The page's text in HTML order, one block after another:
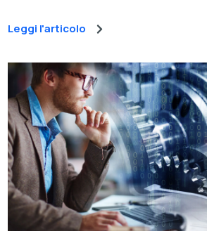
Leggi l'articolo